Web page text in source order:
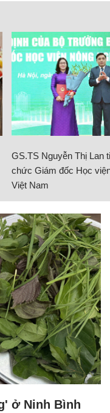
GS.TS Nguyễn Thị Lan
chức Giám đốc Học
Việt Nam
ở Ninh Bình